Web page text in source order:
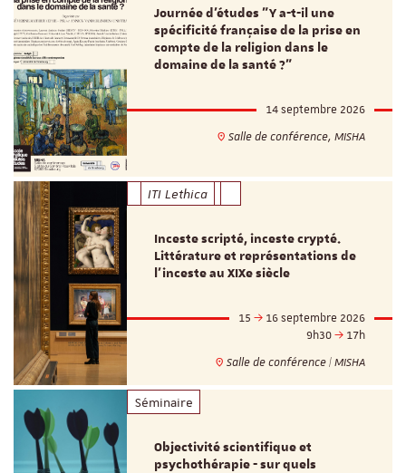
Journée d’études "Y a-t-il une
spécificité française de la prise en
compte de la religion dans le
domaine de la santé ?"
14 septembre 2026
Salle de conférence, MISHA
ITI Lethica
Inceste scripté, inceste crypté.
Littérature et représentations de
l’inceste au XIXe siècle
15
16 septembre 2026
9h30
17h
Salle de conférence | MISHA
Séminaire
Objectivité scientifique et
psychothérapie - sur quels